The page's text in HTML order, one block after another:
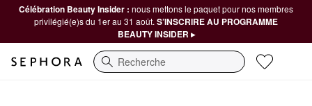
Célébration Beauty Insider : nous mettons le paquet pour nos membres
privilégié(e)s du 1er au 31 août. S’INSCRIRE AU PROGRAMME
BEAUTY INSIDER ▸
Recherche